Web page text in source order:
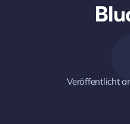
Veröffentlicht